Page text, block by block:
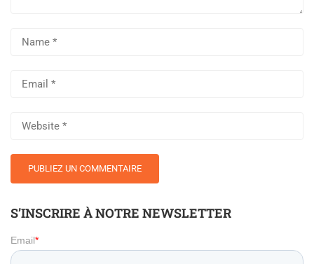
S’INSCRIRE À NOTRE NEWSLETTER